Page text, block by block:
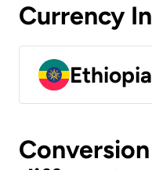
Currency